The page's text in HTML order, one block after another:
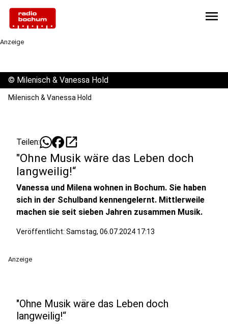
menu
Anzeige
© Milenisch & Vanessa Hold
Milenisch & Vanessa Hold
Teilen: open_in_new
"Ohne Musik wäre das Leben doch
langweilig!“
Vanessa und Milena wohnen in Bochum. Sie haben
sich in der Schulband kennengelernt. Mittlerweile
machen sie seit sieben Jahren zusammen Musik.
Veröffentlicht: Samstag, 06.07.2024 17:13
Anzeige
"Ohne Musik wäre das Leben doch
langweilig!“